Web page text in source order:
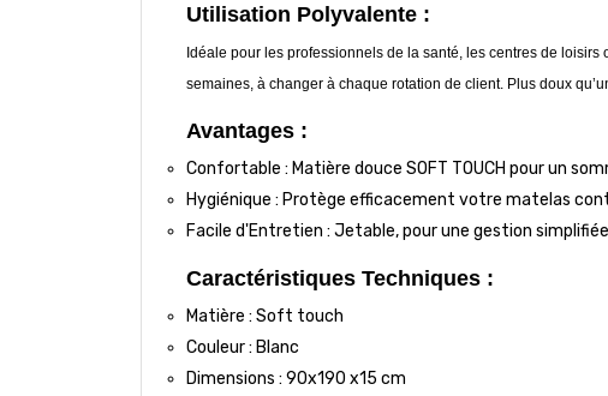
Utilisation Polyvalente :
Idéale pour les professionnels de la santé, les centres de
semaines, à changer à chaque rotation de client. Plus doux
Avantages :
Confortable : Matière douce SOFT TOUCH pour un
Hygiénique : Protège efficacement votre matelas
Facile d'Entretien : Jetable, pour une gestion
Caractéristiques Techniques :
Matière : Soft touch
Couleur : Blanc
Dimensions : 90x190 x15 cm